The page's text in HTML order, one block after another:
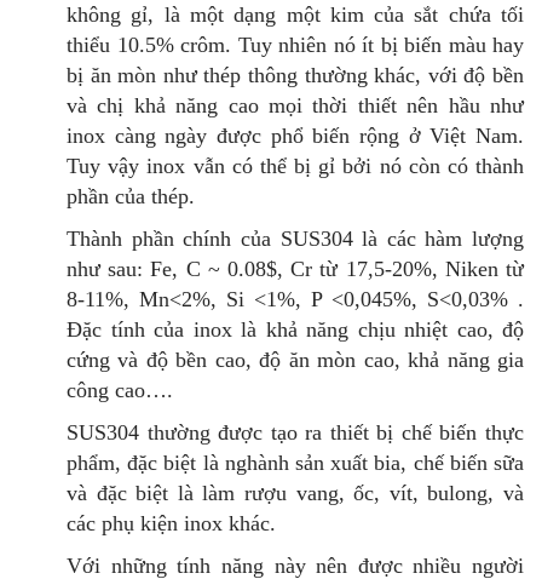
không gỉ, là một dạng một kim của sắt chứa tối
thiểu 10.5% crôm. Tuy nhiên nó ít bị biến màu hay
bị ăn mòn như thép thông thường khác, với độ bền
và chị khả năng cao mọi thời thiết nên hầu như
inox càng ngày được phổ biến rộng ở Việt Nam.
Tuy vậy inox vẫn có thể bị gỉ bởi nó còn có thành
phần của thép.
Thành phần chính của SUS304 là các hàm lượng
như sau: Fe, C ~ 0.08$, Cr từ 17,5-20%, Niken từ
8-11%, Mn<2%, Si <1%, P <0,045%, S<0,03% .
Đặc tính của inox là khả năng chịu nhiệt cao, độ
cứng và độ bền cao, độ ăn mòn cao, khả năng gia
công cao….
SUS304 thường được tạo ra thiết bị chế biến thực
phẩm, đặc biệt là nghành sản xuất bia, chế biến sữa
và đặc biệt là làm rượu vang, ốc, vít, bulong, và
các phụ kiện inox khác.
Với những tính năng này nên được nhiều người